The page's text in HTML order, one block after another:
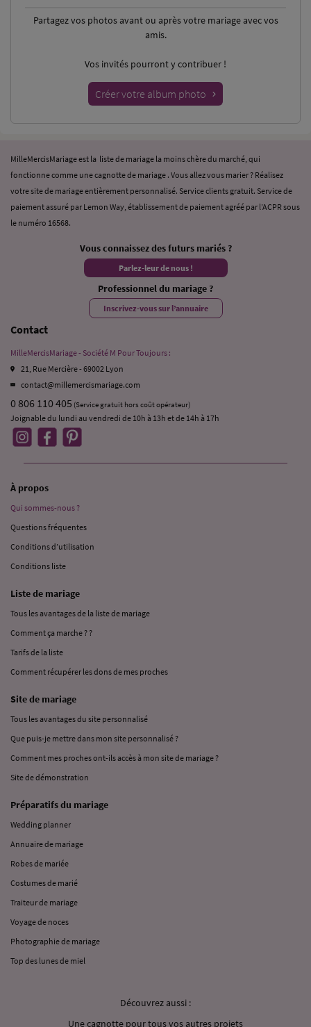
Partagez vos photosavant ou après votre mariage avec vos
amis.
Vos invités pourront y contribuer !
Créer votre album photo
MilleMercisMariage est la liste de mariage la moins chère du marché, qui
fonctionne comme une cagnotte de mariage . Vous allez vous marier ? Réalisez
votre site de mariage entièrement personnalisé. Service clients gratuit. Service de
paiement assuré par Lemon Way, établissement de paiement agréé par l’ACPR sous
le numéro 16568.
Vous connaissez des futurs mariés ?
Parlez-leur de nous !
Professionnel du mariage ?
Inscrivez-vous sur l’annuaire
Contact
MilleMercisMariage - Société M Pour Toujours :
21, Rue Mercière - 69002 Lyon
contact@millemercismariage.com
0 806 110 405 (Service gratuit hors coût opérateur)
Joignable du lundi au vendredi de 10h à 13h et de 14h à 17h
À propos
Qui sommes-nous ?
Questions fréquentes
Conditions d’utilisation
Conditions liste
Liste de mariage
Tous les avantages de la liste de mariage
Comment ça marche ? ?
Tarifs de la liste
Comment récupérer les dons de mes proches
Site de mariage
Tous les avantages du site personnalisé
Que puis-je mettre dans mon site personnalisé ?
Comment mes proches ont-ils accès à mon site de mariage ?
Site de démonstration
Préparatifs du mariage
Wedding planner
Annuaire de mariage
Robes de mariée
Costumes de marié
Traiteur de mariage
Voyage de noces
Photographie de mariage
Top des lunes de miel
Découvrez aussi :
Une cagnotte pour tous vos autres projets